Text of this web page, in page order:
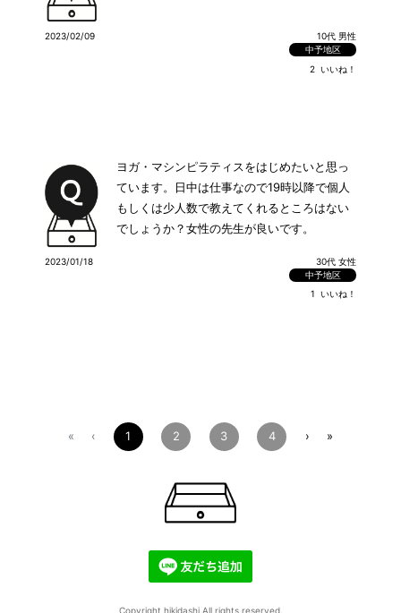
2023/02/09
10代 男性
中予地区
2 いいね！
ヨガ・マシンピラティスをはじめたいと思っ
ています。日中は仕事なので19時以降で個人
もしくは少人数で教えてくれるところはない
でしょうか？女性の先生が良いです。
2023/01/18
30代 女性
中予地区
1 いいね！
« ‹ 1 2 3 4 › »
Copyright hikidashi All rights reserved.